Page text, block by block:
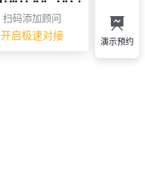
扫码添加顾问
开启极速对接 演示预约